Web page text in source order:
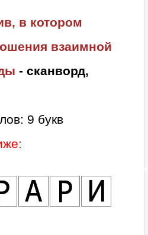
в котором
взаимной
- сканворд,
9 букв